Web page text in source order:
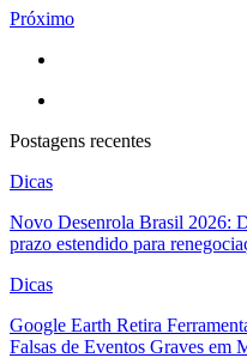
Próximo
Postagens recentes
Dicas
Novo Desenrola Brasil 2026:
prazo estendido para
Dicas
Google Earth Retira
Falsas de Eventos Graves em